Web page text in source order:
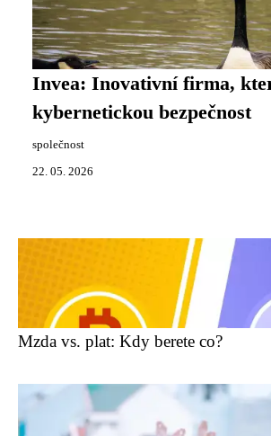
Invea: Inovativní firma,
kybernetickou bezpečnost
společnost
22. 05. 2026
Mzda vs. plat: Kdy berete co?